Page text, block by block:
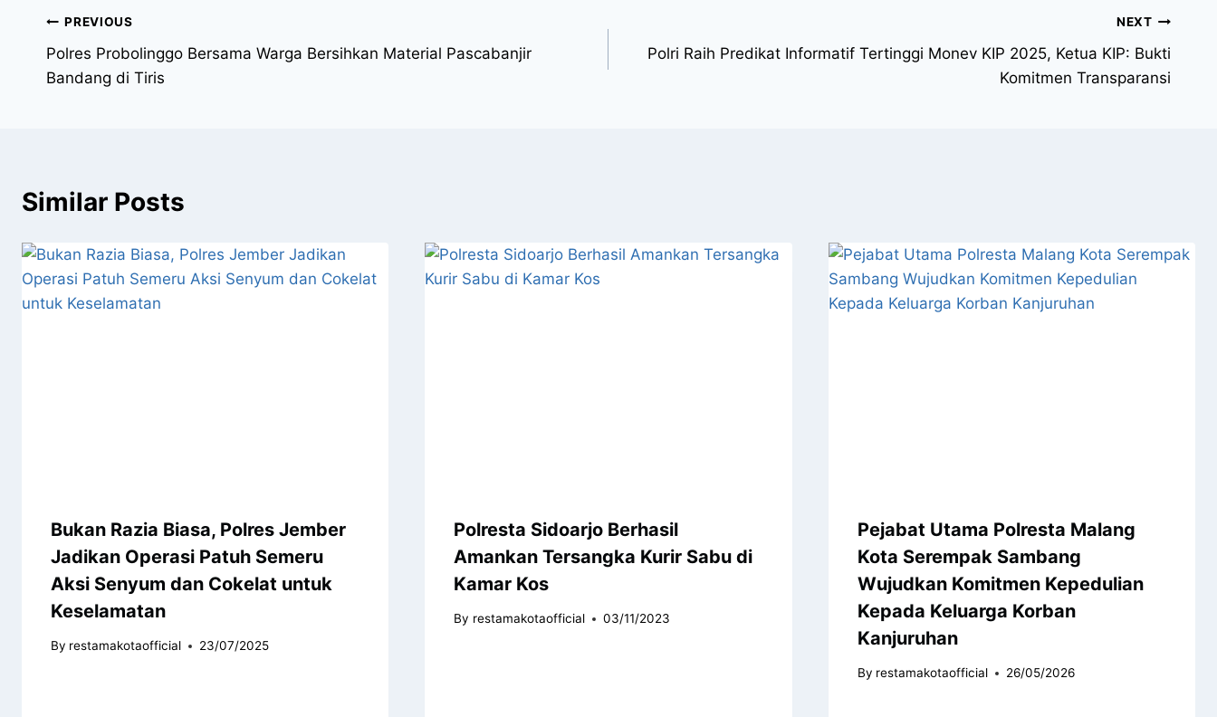
PREVIOUS
Polres Probolinggo Bersama Warga Bersihkan Material Pascabanjir
Bandang di Tiris
NEXT
Polri Raih Predikat Informatif Tertinggi Monev KIP 2025, Ketua KIP: Bukti
Komitmen Transparansi
Similar Posts
Bukan Razia Biasa, Polres Jember
Jadikan Operasi Patuh Semeru
Aksi Senyum dan Cokelat untuk
Keselamatan
By restamakotaofficial 23/07/2025
Polresta Sidoarjo Berhasil
Amankan Tersangka Kurir Sabu di
Kamar Kos
By restamakotaofficial 03/11/2023
Pejabat Utama Polresta Malang
Kota Serempak Sambang
Wujudkan Komitmen Kepedulian
Kepada Keluarga Korban
Kanjuruhan
By restamakotaofficial 26/05/2026